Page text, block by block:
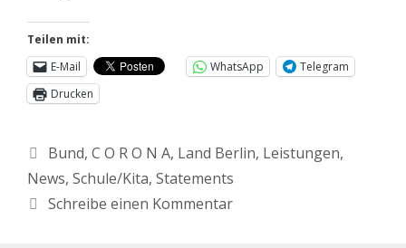
Teilen mit:
E-Mail
WhatsApp
Telegram
Drucken
Bund, C O R O N A, Land Berlin, Leistungen,
News, Schule/Kita, Statements
Schreibe einen Kommentar